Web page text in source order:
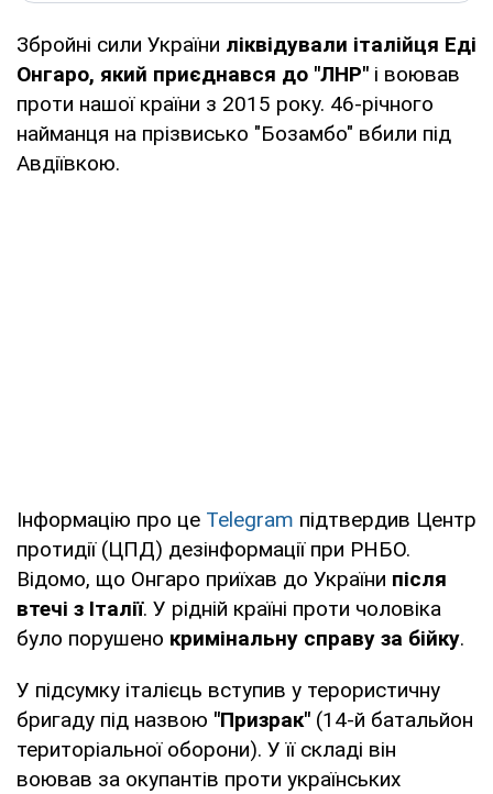
Збройні сили України ліквідували італійця Еді
Онгаро, який приєднався до "ЛНР" і воював
проти нашої країни з 2015 року. 46-річного
найманця на прізвисько "Бозамбо" вбили під
Авдіївкою.
Інформацію про це Telegram підтвердив Центр
протидії (ЦПД) дезінформації при РНБО.
Відомо, що Онгаро приїхав до України після
втечі з Італії. У рідній країні проти чоловіка
було порушено кримінальну справу за бійку.
У підсумку італієць вступив у терористичну
бригаду під назвою "Призрак" (14-й батальйон
територіальної оборони). У її складі він
воював за окупантів проти українських